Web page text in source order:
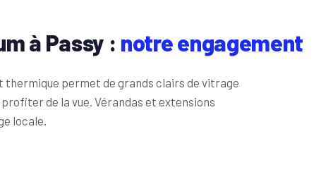
à Passy : notre engagement
thermique permet de grands clairs de vitrage
de la vue. Vérandas et extensions
locale.